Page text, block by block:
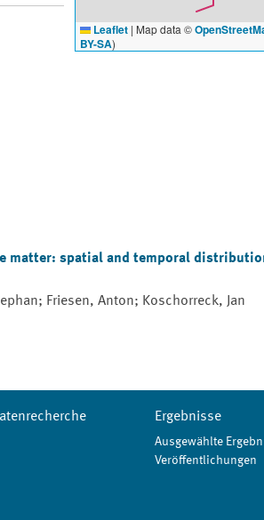
Leaflet | Map data ©
BY-SA)
matter: spatial and temporal
Friesen, Anton; Koschorreck, Jan
Ergebnisse
Ausgewählte
Veröffentlichungen